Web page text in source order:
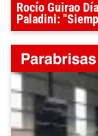
Rocío Guirao
Paladini: